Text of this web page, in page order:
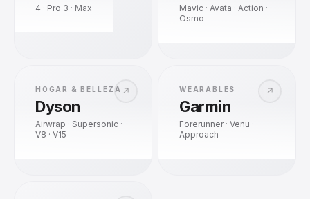
4 · Pro 3 · Max
Mavic · Avata · Action ·
Osmo
↗
HOGAR & BELLEZA
Dyson
Airwrap · Supersonic ·
V8 · V15
↗
WEARABLES
Garmin
Forerunner · Venu ·
Approach